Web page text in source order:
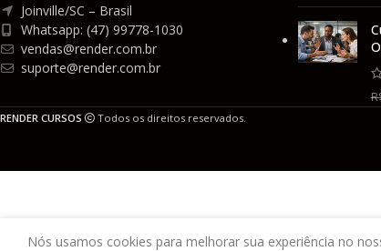
Joinville/SC – Brasil
Whatsapp: (47) 99778-1030
vendas@render.com.br
suporte@render.com.br
RENDER CURSOS Todos os direitos reservados.
Nós usamos cookies para melhorar sua experiência no